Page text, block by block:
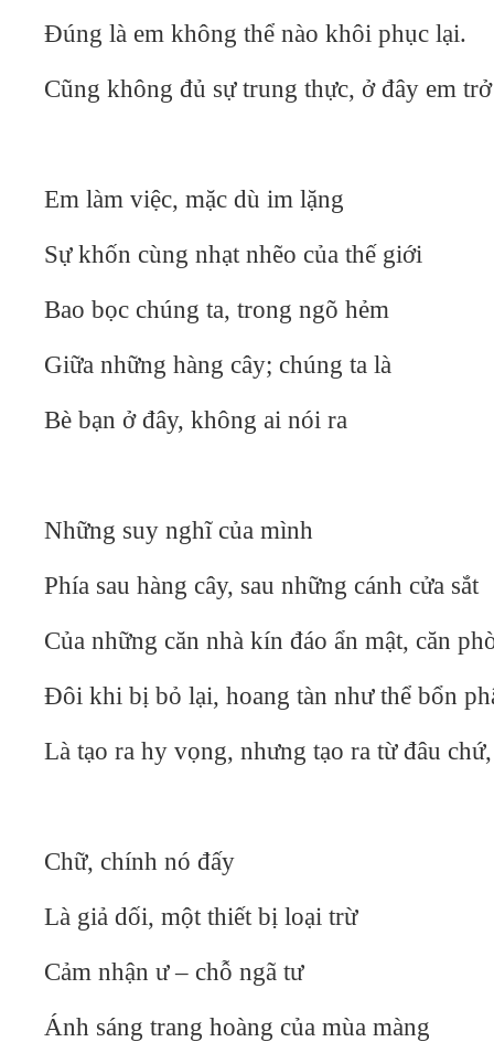
Đúng là em không thể nào khôi phục lại.
Cũng không đủ sự trung thực, ở đây em
Em làm việc, mặc dù im lặng
Sự khốn cùng nhạt nhẽo của thế giới
Bao bọc chúng ta, trong ngõ hẻm
Giữa những hàng cây; chúng ta là
Bè bạn ở đây, không ai nói ra
Những suy nghĩ của mình
Phía sau hàng cây, sau những cánh cửa sắt
Của những căn nhà kín đáo ẩn mật, căn
Đôi khi bị bỏ lại, hoang tàn như thể bổn
Là tạo ra hy vọng, nhưng tạo ra từ đâu
Chữ, chính nó đấy
Là giả dối, một thiết bị loại trừ
Cảm nhận ư – chỗ ngã tư
Ánh sáng trang hoàng của mùa màng